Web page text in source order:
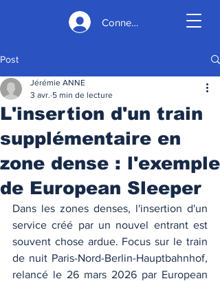
Connexion
Post
L'insertion d'un train
supplémentaire en
zone dense : l'exemple
de European Sleeper
Jérémie ANNE
3 avr. 5 min de lecture
Dans les zones denses, l'insertion d'un
service créé par un nouvel entrant est
souvent chose ardue. Focus sur le train
de nuit Paris-Nord-Berlin-Hauptbahnhof,
relancé le 26 mars 2026 par European